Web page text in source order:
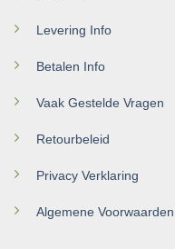
Levering Info
Betalen Info
Vaak Gestelde Vragen
Retourbeleid
Privacy Verklaring
Algemene Voorwaarden